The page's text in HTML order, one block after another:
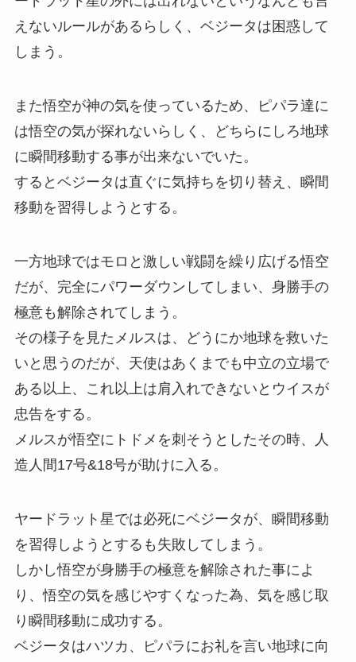
えないルールがあるらしく、ベジータは困惑して
しまう。
また悟空が神の気を使っているため、ピパラ達に
は悟空の気が探れないらしく、どちらにしろ地球
に瞬間移動する事が出来ないでいた。
するとベジータは直ぐに気持ちを切り替え、瞬間
移動を習得しようとする。
一方地球ではモロと激しい戦闘を繰り広げる悟空
だが、完全にパワーダウンしてしまい、身勝手の
極意も解除されてしまう。
その様子を見たメルスは、どうにか地球を救いた
いと思うのだが、天使はあくまでも中立の立場で
ある以上、これ以上は肩入れできないとウイスが
忠告をする。
メルスが悟空にトドメを刺そうとしたその時、人
造人間17号&18号が助けに入る。
ヤードラット星では必死にベジータが、瞬間移動
を習得しようとするも失敗してしまう。
しかし悟空が身勝手の極意を解除された事によ
り、悟空の気を感じやすくなった為、気を感じ取
り瞬間移動に成功する。
ベジータはハツカ、ピパラにお礼を言い地球に向